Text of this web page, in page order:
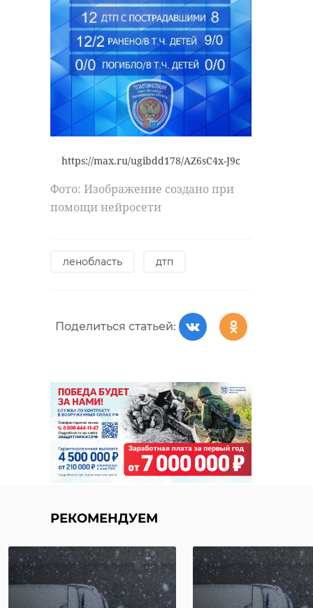
https://max.ru/ugibdd178/AZ6sC4x-J9c
Фото: Изображение создано при
помощи нейросети
ленобласть дтп
Поделиться статьей:
РЕКОМЕНДУЕМ